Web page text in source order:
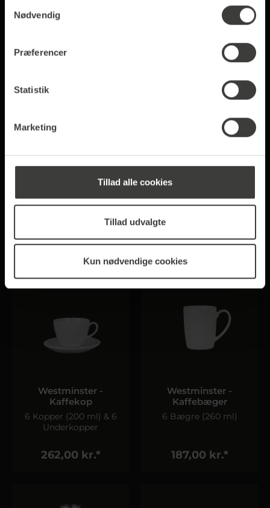
Nødvendig
Præferencer
Statistik
Marketing
Tillad alle cookies
Tillad udvalgte
Kun nødvendige cookies
16,00 kr.* 20,00 kr.*
1000 ml
373,00 kr.*
Espressokop
6 Kopper (90 ml) & 6
262,00 kr.*
Westminster -
Kaffekop
6 Kopper (200 ml) & 6
Underkopper
262,00 kr.*
Westminster -
Kaffebæger
6 Bægre (260 ml)
187,00 kr.*